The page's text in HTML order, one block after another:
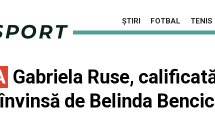
ȘTIRI FOTBAL TENIS
Gabriela Ruse,
de Belinda Bencic